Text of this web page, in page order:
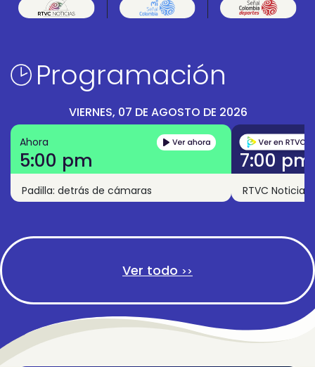
Programación
VIERNES, 07 DE AGOSTO DE 2026
Ver todo >>
Ahora
5:00 pm
Padilla: detrás de cámaras
7:00 pm
RTVC Noticias